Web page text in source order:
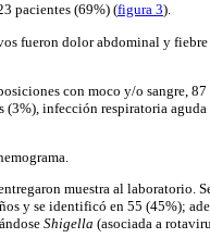
pacientes (69%) (figura 3).
fueron dolor abdominal y fiebre
con moco y/o sangre,
infección respiratoria
muestra al laboratorio.
y se identificó en 55 (45%);
Shigella (asociada a